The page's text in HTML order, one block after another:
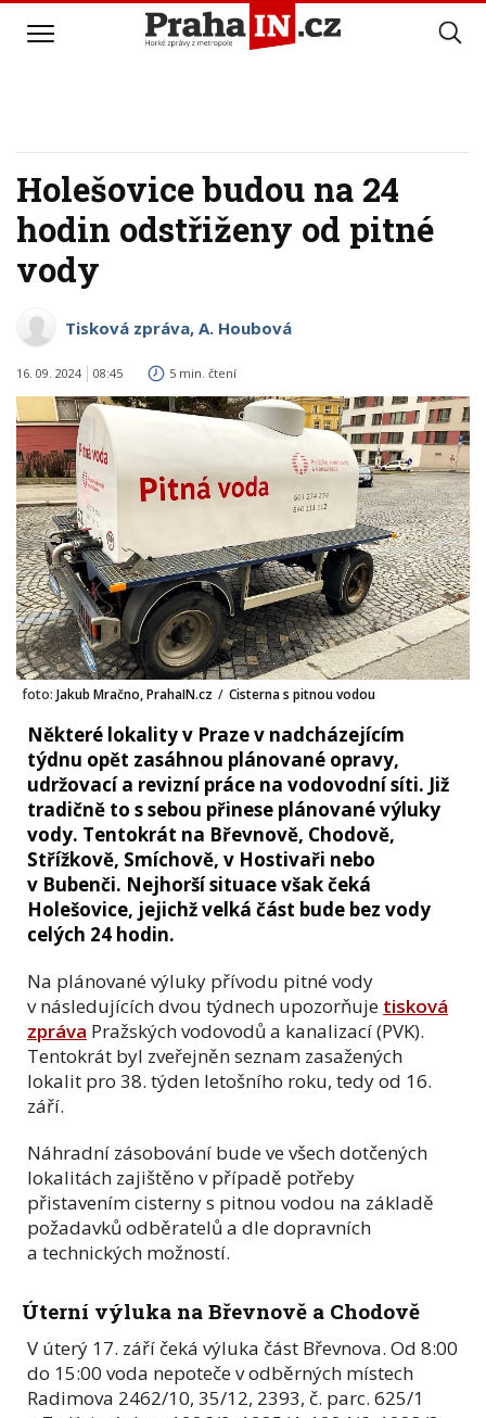
Holešovice budou na 24
hodin odstřiženy od pitné
vody
Tisková zpráva, A. Houbová
16. 09. 2024 08:45 5 min. čtení
foto: Jakub Mračno, PrahaIN.cz / Cisterna s pitnou vodou
Některé lokality v Praze v nadcházejícím
týdnu opět zasáhnou plánované opravy,
udržovací a revizní práce na vodovodní síti. Již
tradičně to s sebou přinese plánované výluky
vody. Tentokrát na Břevnově, Chodově,
Střížkově, Smíchově, v Hostivaři nebo
v Bubenči. Nejhorší situace však čeká
Holešovice, jejichž velká část bude bez vody
celých 24 hodin.
Na plánované výluky přívodu pitné vody
v následujících dvou týdnech upozorňuje tisková
zpráva Pražských vodovodů a kanalizací (PVK).
Tentokrát byl zveřejněn seznam zasažených
lokalit pro 38. týden letošního roku, tedy od 16.
září.
Náhradní zásobování bude ve všech dotčených
lokalitách zajištěno v případě potřeby
přistavením cisterny s pitnou vodou na základě
požadavků odběratelů a dle dopravních
a technických možností.
Úterní výluka na Břevnově a Chodově
V úterý 17. září čeká výluka část Břevnova. Od 8:00
do 15:00 voda nepoteče v odběrných místech
Radimova 2462/10, 35/12, 2393, č. parc. 625/1